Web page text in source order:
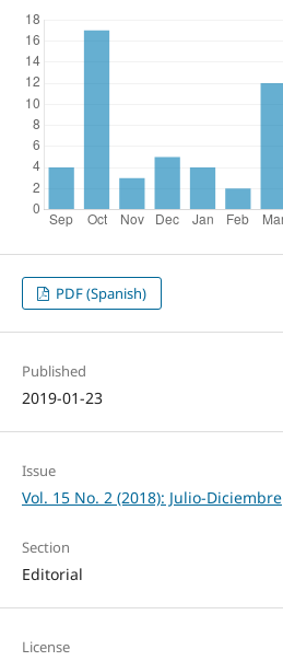
PDF (Spanish)
Published
2019-01-23
Issue
Vol. 15 No. 2 (2018): Julio-Diciembre
Section
Editorial
License